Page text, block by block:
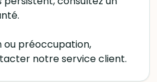
ou préoccupation,
notre service client.